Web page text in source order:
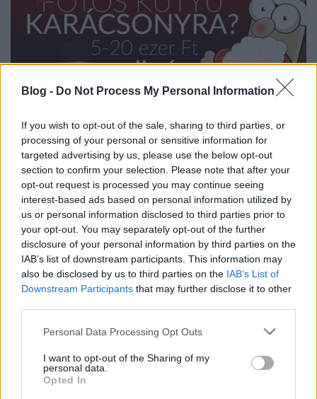
Blog - Do Not Process My Personal Information
If you wish to opt-out of the sale, sharing to third parties, or
processing of your personal or sensitive information for
targeted advertising by us, please use the below opt-out
section to confirm your selection. Please note that after your
opt-out request is processed you may continue seeing
interest-based ads based on personal information utilized by
us or personal information disclosed to third parties prior to
your opt-out. You may separately opt-out of the further
disclosure of your personal information by third parties on the
IAB’s list of downstream participants. This information may
also be disclosed by us to third parties on the IAB’s List of
Downstream Participants that may further disclose it to other
Please note that this website/app uses one or more Google
not limited to your visit or usage behaviour. You may click to
grant or deny consent to Google and its third-party tags to
use your data for below specified purposes in below Google
Personal Data Processing Opt Outs
I want to opt-out of the Sharing of my
personal data.
Opted In
Milyen fotós ajándékot vegyek? | 5-
20 ezer Ft (2. rész)
(Videóm)
Budai Petur •2016. december 06.
Megkönnyítem egy kicsit a karácsonyi vásárlást, ha
pénzzel nem is, de ötletekkel mindenképp. Milyen
kiegészítőt vegyél egy fotósnak vagy videósnak, ami
(szerintem) hasznos lesz? Most 5 és 20 ezer forint
között kotortam elő pár apróságot.